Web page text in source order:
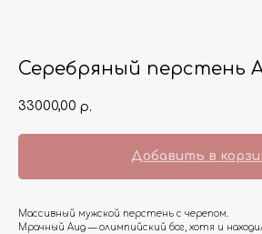
Серебряный перстень
33000,00 р.
Добавить в
Массивный мужской перстень с черепом.
Мрачный Аид — олимпийский бог, хотя и